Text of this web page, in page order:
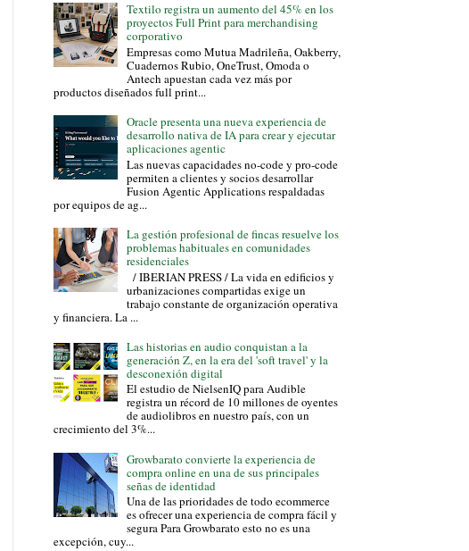
Textilo registra un aumento del 45% en los
proyectos Full Print para merchandising
corporativo
Empresas como Mutua Madrileña, Oakberry,
Cuadernos Rubio, OneTrust, Omoda o
Antech apuestan cada vez más por
productos diseñados full print...
Oracle presenta una nueva experiencia de
desarrollo nativa de IA para crear y ejecutar
aplicaciones agentic
Las nuevas capacidades no-code y pro-code
permiten a clientes y socios desarrollar
Fusion Agentic Applications respaldadas
por equipos de ag...
La gestión profesional de fincas resuelve los
problemas habituales en comunidades
residenciales
/ IBERIAN PRESS / La vida en edificios y
urbanizaciones compartidas exige un
trabajo constante de organización operativa
y financiera. La ...
Las historias en audio conquistan a la
generación Z, en la era del 'soft travel' y la
desconexión digital
El estudio de NielsenIQ para Audible
registra un récord de 10 millones de oyentes
de audiolibros en nuestro país, con un
crecimiento del 3%...
Growbarato convierte la experiencia de
compra online en una de sus principales
señas de identidad
Una de las prioridades de todo ecommerce
es ofrecer una experiencia de compra fácil y
segura Para Growbarato esto no es una
excepción, cuy...